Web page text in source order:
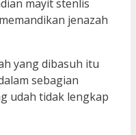
yang dibasuh itu
sebagian
udah tidak lengkap